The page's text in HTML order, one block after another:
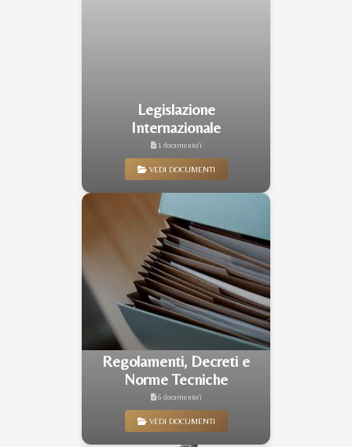
Legislazione
Internazionale
1 documento/i
VEDI DOCUMENTI
Regolamenti, Decreti e
Norme Tecniche
6 documento/i
VEDI DOCUMENTI